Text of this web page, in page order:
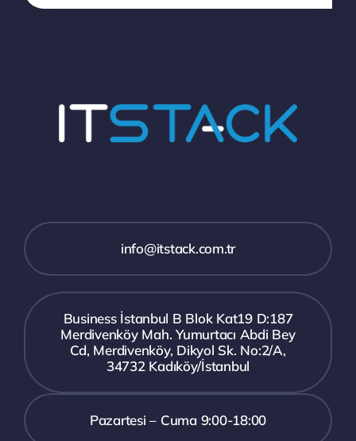
info@itstack.com.tr
Business İstanbul B Blok Kat19 D:187
Merdivenköy Mah. Yumurtacı Abdi Bey
Cd, Merdivenköy, Dikyol Sk. No:2/A,
34732 Kadıköy/İstanbul
Pazartesi – Cuma 9:00-18:00